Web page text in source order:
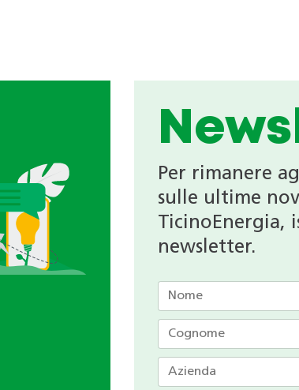
Per rimanere
sulle ultime
TicinoEnergia,
newsletter.